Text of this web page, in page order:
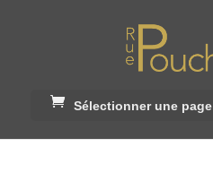
Sélectionner une page